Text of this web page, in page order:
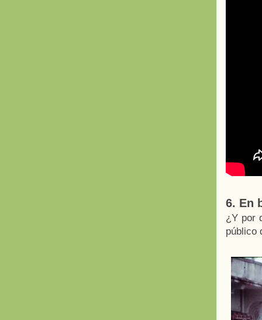
6. En
¿Y por
público